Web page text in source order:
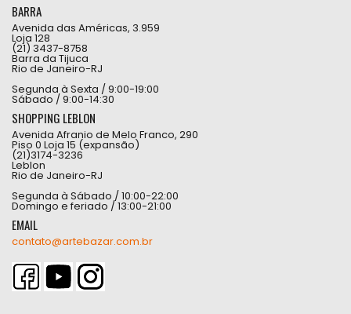
BARRA
Avenida das Américas, 3.959
Loja 128
(21) 3437-8758
Barra da Tijuca
Rio de Janeiro-RJ
Segunda à Sexta / 9:00-19:00
Sábado / 9:00-14:30
SHOPPING LEBLON
Avenida Afranio de Melo Franco, 290
Piso 0 Loja 15 (expansão)
(21)3174-3236
Leblon
Rio de Janeiro-RJ
Segunda à Sábado / 10:00-22:00
Domingo e feriado / 13:00-21:00
EMAIL
contato@artebazar.com.br